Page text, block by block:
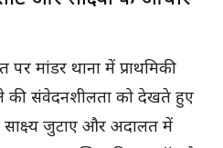
मांडर थाना में प्राथमिकी
की संवेदनशीलता को देखते हुए
साक्ष्य जुटाए और अदालत में